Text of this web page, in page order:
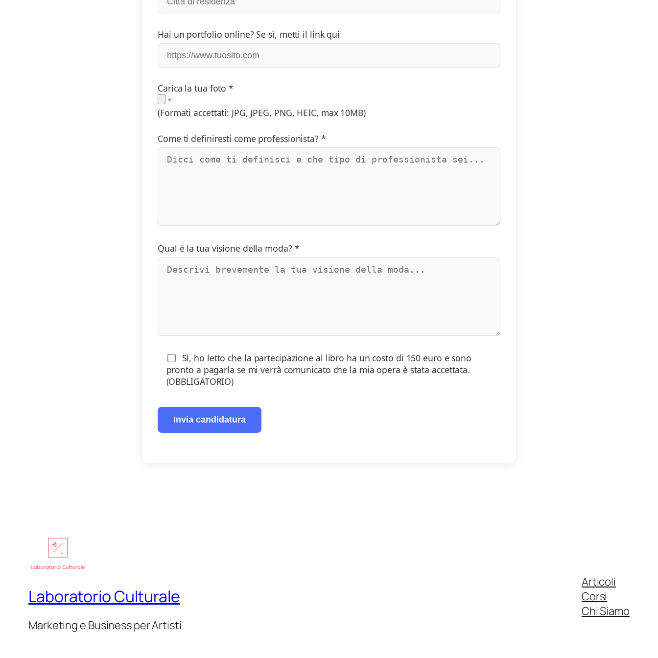
Hai un portfolio online? Se sì, metti il link qui
Carica la tua foto *
(Formati accettati: JPG, JPEG, PNG, HEIC, max 10MB)
Come ti definiresti come professionista? *
Qual è la tua visione della moda? *
Sì, ho letto che la partecipazione al libro ha un costo di 150 euro e sono
pronto a pagarla se mi verrà comunicato che la mia opera è stata accettata.
(OBBLIGATORIO)
Laboratorio Culturale
Marketing e Business per Artisti
Articoli
Corsi
Chi Siamo